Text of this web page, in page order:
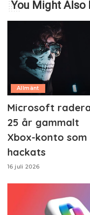
You Might Also
Allmänt
Microsoft
25 år gammalt
Xbox-konto som
hackats
16 juli 2026